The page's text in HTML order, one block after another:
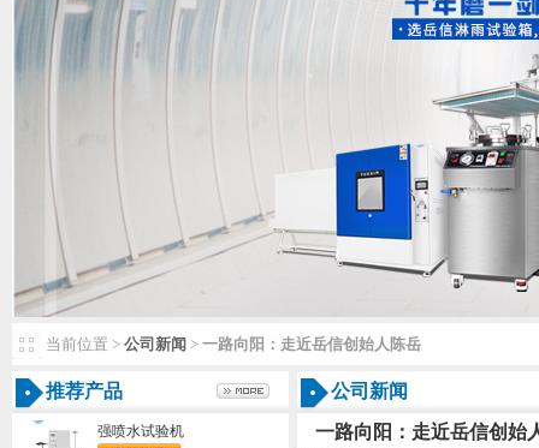
当前位置> 公司新闻 > 一路向阳：走近岳信创始人陈岳
推荐产品
强喷水试验机
公司新闻
一路向阳：走近岳信创始